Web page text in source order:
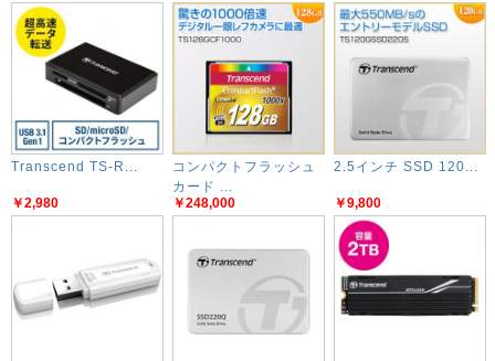
Transcend TS-R...
￥2,980
コンパクトフラッシュ
カード ...
￥248,000
2.5インチ SSD 120...
￥9,800